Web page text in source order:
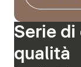
Serie
qualità